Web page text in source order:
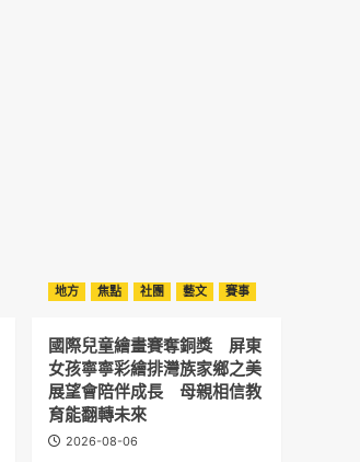
地方 焦點 社團 藝文 賽事
國際兒童繪畫賽奪銅獎 屏東
女孩寧寧彩繪排灣族家鄉之美
展望會陪伴成長 母親相信教
育能翻轉未來
2026-08-06